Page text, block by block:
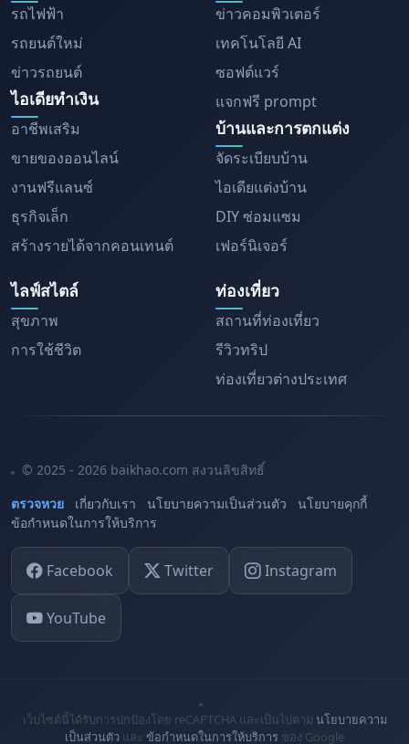
รถไฟฟ้า
รถยนต์ใหม่
ข่าวรถยนต์
ไอเดียทำเงิน
อาชีพเสริม
ขายของออนไลน์
งานฟรีแลนซ์
ธุรกิจเล็ก
สร้างรายได้จากคอนเทนต์
ข่าวคอมพิวเตอร์
เทคโนโลยี AI
ซอฟต์แวร์
แจกฟรี prompt
บ้านและการตกแต่ง
จัดระเบียบบ้าน
ไอเดียแต่งบ้าน
DIY ซ่อมแซม
เฟอร์นิเจอร์
ไลฟ์สไตล์
สุขภาพ
การใช้ชีวิต
ท่องเที่ยว
สถานที่ท่องเที่ยว
รีวิวทริป
ท่องเที่ยวต่างประเทศ
© 2025 - 2026 baikhao.com สงวนลิขสิทธิ์
ตรวจหวย
เกี่ยวกับเรา นโยบายความเป็นส่วนตัว
นโยบายคุกกี้
ข้อกำหนดในการให้บริการ
Facebook Twitter Instagram
YouTube
เว็บไซต์นี้ได้รับการปกป้องโดย reCAPTCHA และเป็นไปตาม นโยบายความ
เป็นส่วนตัว และ ข้อกำหนดในการให้บริการ ของ Google